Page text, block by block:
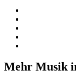
Mehr Musik